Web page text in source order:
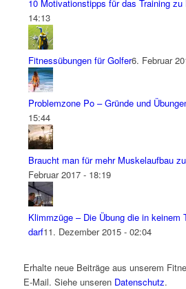
10 Motivationstipps für das Training zu
14:13
Fitnessübungen für Golfer6. Februar
Problemzone Po – Gründe und
15:44
Braucht man für mehr Muskelaufbau
Februar 2017 - 18:19
Klimmzüge – Die Übung die in keinem
darf11. Dezember 2015 - 02:04
Erhalte neue Beiträge aus unserem
E-Mail. Siehe unseren Datenschutz.